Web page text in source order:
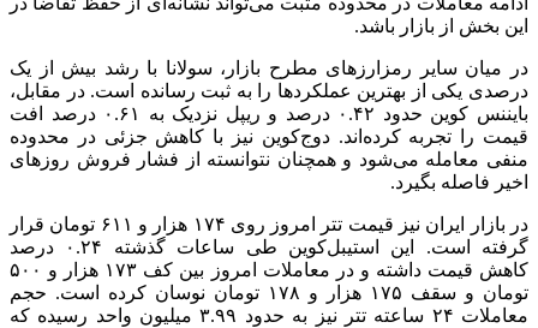
این بخش از بازار باشد.
در میان سایر رمزارزهای مطرح بازار، سولانا با رشد بیش از یک
درصدی یکی از بهترین عملکردها را به ثبت رسانده است. در مقابل،
بایننس کوین حدود ۰.۴۲ درصد و ریپل نزدیک به ۰.۶۱ درصد افت
قیمت را تجربه کرده‌اند. دوج‌کوین نیز با کاهش جزئی در محدوده
منفی معامله می‌شود و همچنان نتوانسته از فشار فروش روزهای
اخیر فاصله بگیرد.
در بازار ایران نیز قیمت تتر امروز روی ۱۷۴ هزار و ۶۱۱ تومان قرار
گرفته است. این استیبل‌کوین طی ساعات گذشته ۰.۲۴ درصد
کاهش قیمت داشته و در معاملات امروز بین کف ۱۷۳ هزار و ۵۰۰
تومان و سقف ۱۷۵ هزار و ۱۷۸ تومان نوسان کرده است. حجم
معاملات ۲۴ ساعته تتر نیز به حدود ۳.۹۹ میلیون واحد رسیده که